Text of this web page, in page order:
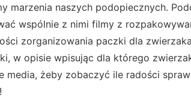
marzenia naszych podopiecznych.
wspólnie z nimi filmy z
zorganizowania paczki dla
w opisie wpisując dla którego
media, żeby zobaczyć ile radości